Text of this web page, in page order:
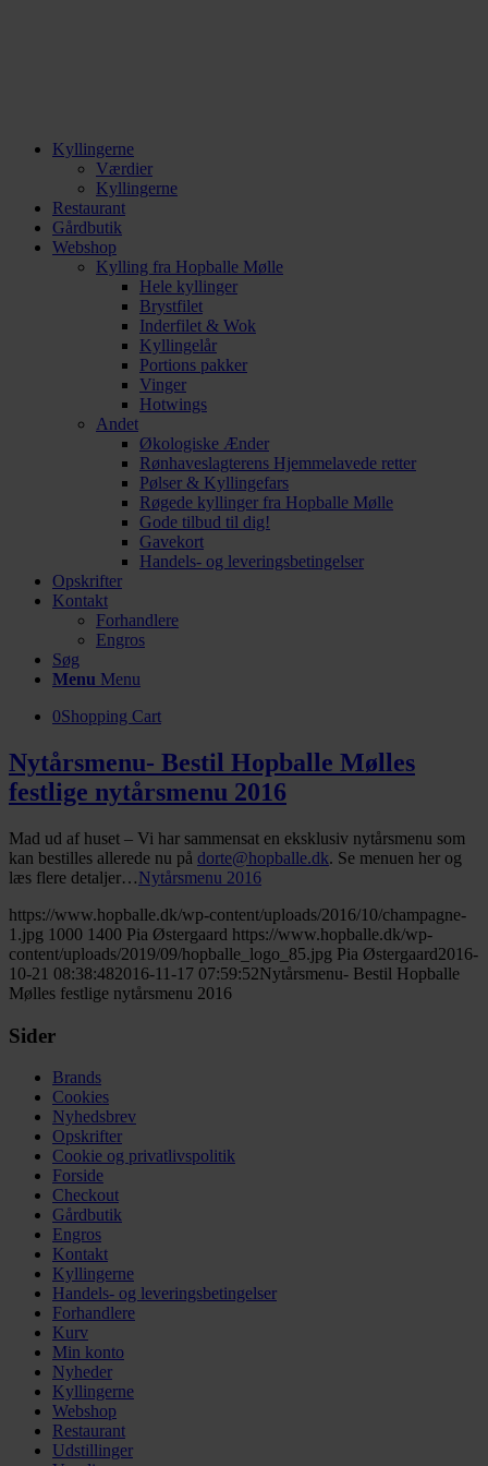
Kyllingerne
Værdier
Kyllingerne
Restaurant
Gårdbutik
Webshop
Kylling fra Hopballe Mølle
Hele kyllinger
Brystfilet
Inderfilet & Wok
Kyllingelår
Portions pakker
Vinger
Hotwings
Andet
Økologiske Ænder
Rønhaveslagterens Hjemmelavede retter
Pølser & Kyllingefars
Røgede kyllinger fra Hopballe Mølle
Gode tilbud til dig!
Gavekort
Handels- og leveringsbetingelser
Opskrifter
Kontakt
Forhandlere
Engros
Søg
Menu Menu
0Shopping Cart
Nytårsmenu- Bestil Hopballe Mølles
festlige nytårsmenu 2016
Mad ud af huset – Vi har sammensat en eksklusiv nytårsmenu som
kan bestilles allerede nu på dorte@hopballe.dk. Se menuen her og
læs flere detaljer…Nytårsmenu 2016
https://www.hopballe.dk/wp-content/uploads/2016/10/champagne-
1.jpg 1000 1400 Pia Østergaard https://www.hopballe.dk/wp-
content/uploads/2019/09/hopballe_logo_85.jpg Pia Østergaard2016-
10-21 08:38:482016-11-17 07:59:52Nytårsmenu- Bestil Hopballe
Mølles festlige nytårsmenu 2016
Sider
Brands
Cookies
Nyhedsbrev
Opskrifter
Cookie og privatlivspolitik
Forside
Checkout
Gårdbutik
Engros
Kontakt
Kyllingerne
Handels- og leveringsbetingelser
Forhandlere
Kurv
Min konto
Nyheder
Kyllingerne
Webshop
Restaurant
Udstillinger